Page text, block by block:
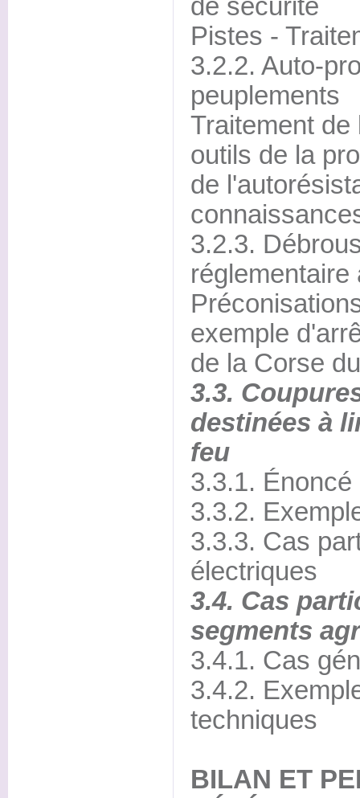
de sécurité
Pistes -
3.2.2. Auto-
peuplements
Traitement
outils de la
de
3.2.3.
réglementaire
exemple
de la Corse
3.3.
destinées à
feu
3.3.1.
3.3.2.
3.3.3. Cas
électriques
3.4. Cas
segments
3.4.1. Cas
3.4.2.
techniques
BILAN ET